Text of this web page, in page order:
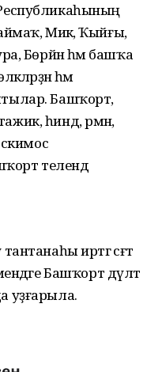
Миәкә, Ҡыйғы,
Бөрйән һәм башҡа
һәм
Башҡорт,
һинд, әрмән,
телендә
иртәгә сәғәт
Башҡорт дәүләт
уҙғарыла.